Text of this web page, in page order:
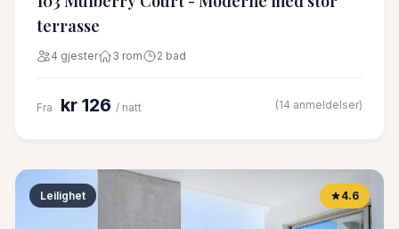
terrasse
4 gjester 3 rom 2 bad
Fra kr 126 / natt (14 anmeldelser)
Leilighet 4.6